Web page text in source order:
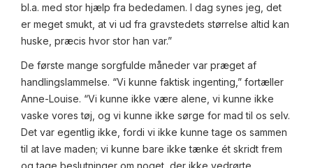
bl.a. med stor hjælp fra bededamen. I dag synes jeg, det
er meget smukt, at vi ud fra gravstedets størrelse altid kan
huske, præcis hvor stor han var.”
De første mange sorgfulde måneder var præget af
handlingslammelse. “Vi kunne faktisk ingenting,” fortæller
Anne-Louise. “Vi kunne ikke være alene, vi kunne ikke
vaske vores tøj, og vi kunne ikke sørge for mad til os selv.
Det var egentlig ikke, fordi vi ikke kunne tage os sammen
til at lave maden; vi kunne bare ikke tænke ét skridt frem